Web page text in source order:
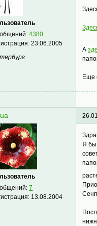
4380
23.06.2005
А
Еще
7
13.08.2004
Я бы